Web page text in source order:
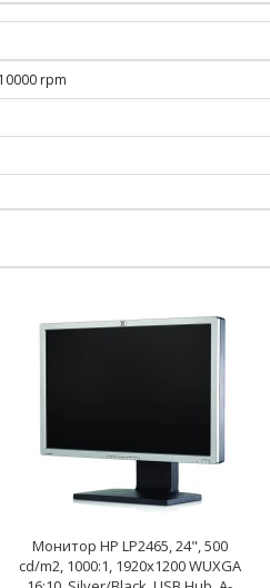
rpm
Монитор HP LP2465, 24", 500
cd/m2, 1000:1, 1920x1200 WUXGA